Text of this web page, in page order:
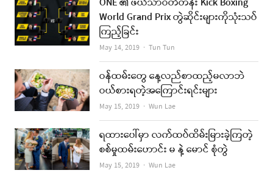
ONE ၏ ဖယ်သာဝိတ်တန်း Kick Boxing
World Grand Prix တွဲဆိုင်းများကိုသုံးသပ်
ကြည့်ခြင်း
May 14, 2019 Author
Tun Tun
ဝန်ထမ်းတွေ နေ့လည်စာထည့်မလာဘဲ
ဝယ်စားရတဲ့အကြောင်းရင်းများ
May 15, 2019 Author
Wun Lae
ရထားပေါ်မှာ လက်ထပ်ထိမ်းမြားခဲ့ကြတဲ့
စစ်မှုထမ်းဟောင်း မ နဲ့ မောင် စုံတွဲ
May 15, 2019 Author
Wun Lae